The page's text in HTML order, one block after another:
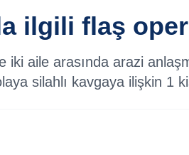
ilgili flaş
iki aile arasında arazi
silahlı kavgaya ilişkin 1